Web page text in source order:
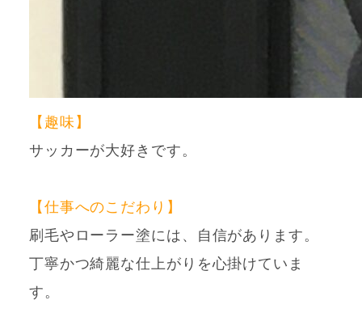
【趣味】
サッカーが大好きです。
【仕事へのこだわり】
刷毛やローラー塗には、自信があります。
丁寧かつ綺麗な仕上がりを心掛けていま
す。